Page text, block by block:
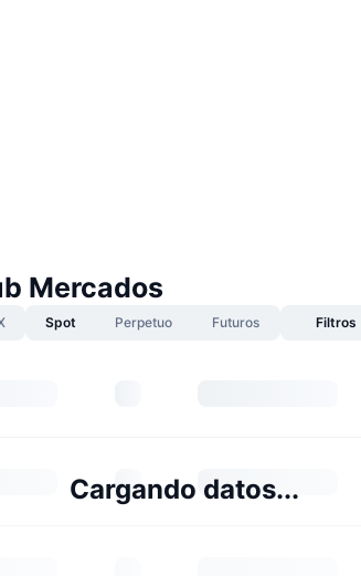
Mercados
Spot Perpetuo Futuros Filtros
Cargando datos...